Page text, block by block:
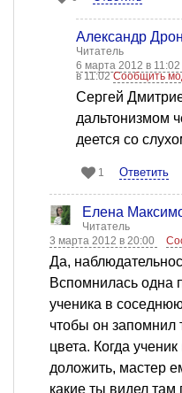
Александр
Читатель
6 марта 2012 в 11:02
в 11:02Сообщить
Сергей
дальтонизмом
деется со
1 Ответить
Елена
Читатель
3 марта 2012 в 20:00
Да,
Вспомнилась одна
ученика в
чтобы он запомнил
цвета. Когда
доложить, мастер
какие ты видел